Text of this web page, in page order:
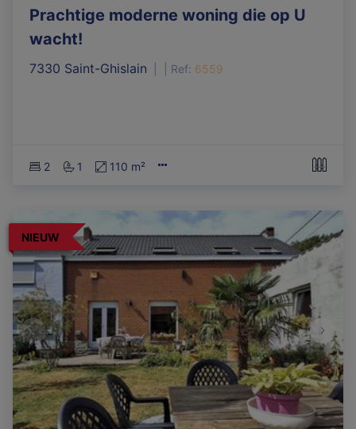
Prachtige moderne woning die op U
wacht!
7330 Saint-Ghislain Ref: 6559
2 1 110 m²
NIEUW